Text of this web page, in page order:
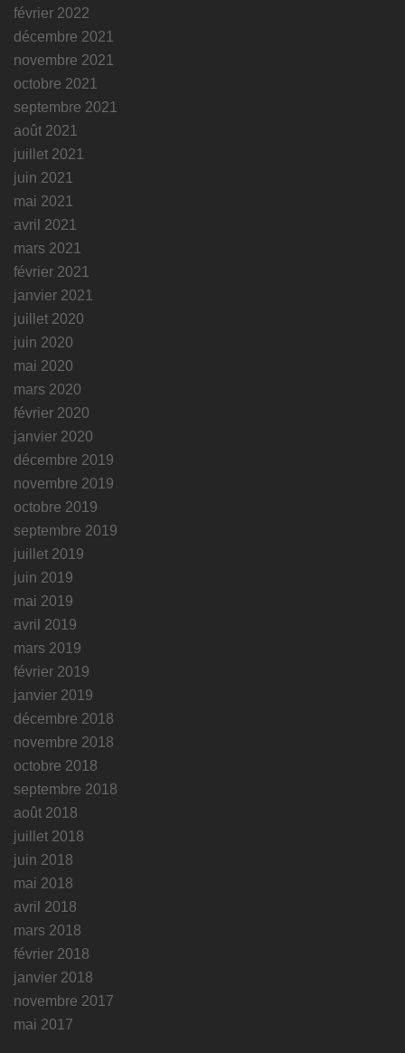
février 2022
décembre 2021
novembre 2021
octobre 2021
septembre 2021
août 2021
juillet 2021
juin 2021
mai 2021
avril 2021
mars 2021
février 2021
janvier 2021
juillet 2020
juin 2020
mai 2020
mars 2020
février 2020
janvier 2020
décembre 2019
novembre 2019
octobre 2019
septembre 2019
juillet 2019
juin 2019
mai 2019
avril 2019
mars 2019
février 2019
janvier 2019
décembre 2018
novembre 2018
octobre 2018
septembre 2018
août 2018
juillet 2018
juin 2018
mai 2018
avril 2018
mars 2018
février 2018
janvier 2018
novembre 2017
mai 2017